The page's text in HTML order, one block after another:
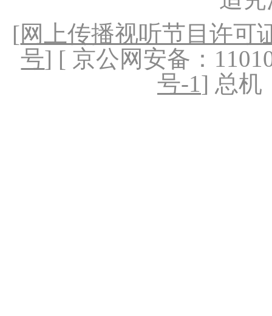
[网上传播视听节目许可
号] [ 京公网安备：
号-1] 总机